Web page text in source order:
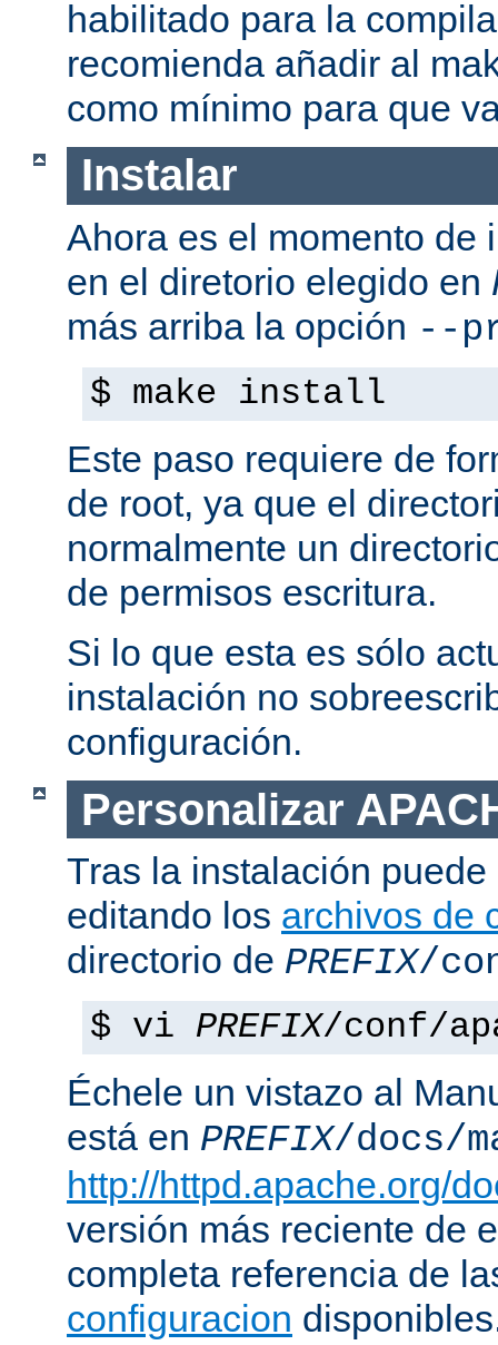
habilitado para la
recomienda añadir al
como mínimo para que
Instalar
Ahora es el momento de
en el diretorio elegido en
más arriba la opción --
$ make install
Este paso requiere de
de root, ya que el
normalmente un
de permisos escritura.
Si lo que esta es sólo
instalación no
configuración.
Personalizar
Tras la instalación
editando los archivos de
directorio de PREFIX/
$ vi PREFIX/conf/
Échele un vistazo al
está en PREFIX/docs/
http://httpd.apache.org/
versión más reciente de
completa referencia de
configuracion